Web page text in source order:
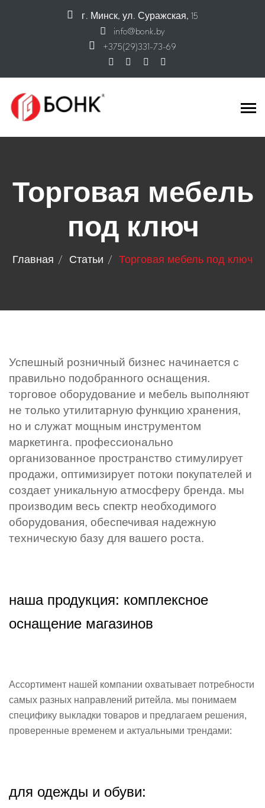
г. Минск, ул. Суражская, 15
info@bonk.by
+375(29)331-73-69
Торговая мебель
под ключ
Главная Статьи Торговая мебель под ключ
Успешный розничный бизнес начинается с
правильно подобранного оснащения.
торговое оборудование и мебель выполняют
не только утилитарную функцию хранения,
но и служат мощным инструментом
маркетинга. профессионально
организованное пространство стимулирует
продажи, оптимизирует потоки покупателей и
создает уникальную атмосферу бренда. мы
производим весь спектр необходимого
оборудования, обеспечивая надежную
техническую базу для вашего роста.
наша продукция: комплексное
оснащение магазинов
Ассортимент нашей компании охватывает потребности
самых разных направлений ритейла. мы понимаем
специфику выкладки товаров и предлагаем решения,
проверенные временем и актуальными трендами:
для одежды и обуви: